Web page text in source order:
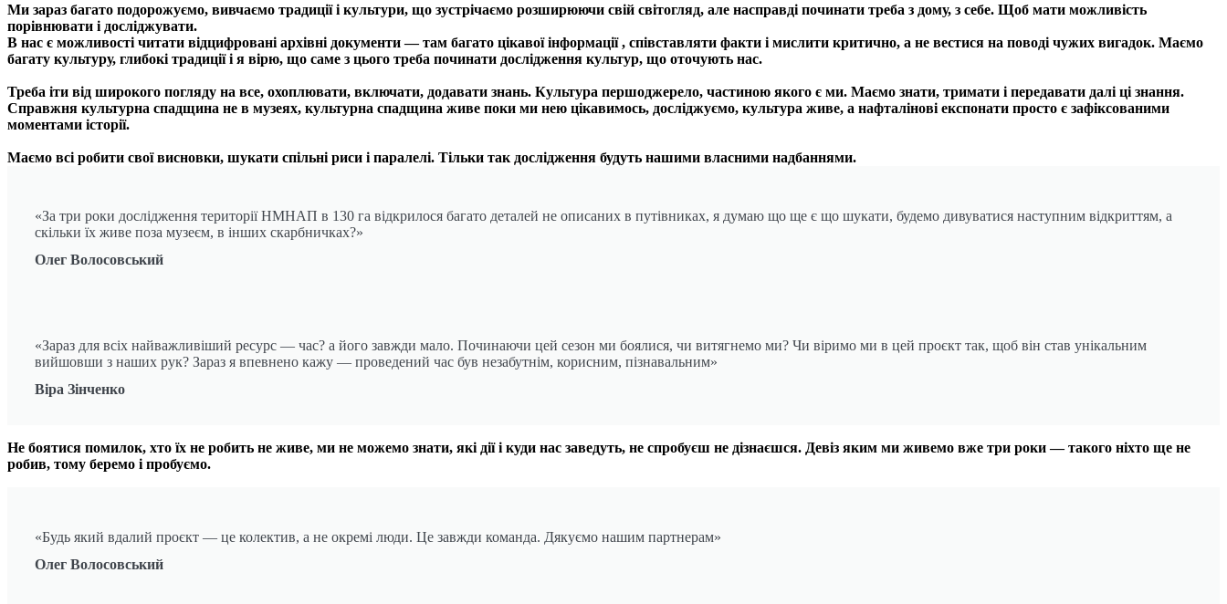
Ми зараз багато подорожуємо, вивчаємо традиції і культури, що зустрічаємо розширюючи свій світогляд, але насправді починати треба з дому, з себе. Щоб мати можливість
порівнювати і досліджувати.
В нас є можливості читати відцифровані архівні документи — там багато цікавої інформації , співставляти факти і мислити критично, а не вестися на поводі чужих вигадок. Маємо
багату культуру, глибокі традиції і я вірю, що саме з цього треба починати дослідження культур, що оточують нас.
Треба іти від широкого погляду на все, охоплювати, включати, додавати знань. Культура першоджерело, частиною якого є ми. Маємо знати, тримати і передавати далі ці знання.
Справжня культурна спадщина не в музеях, культурна спадщина живе поки ми нею цікавимось, досліджуємо, культура живе, а нафталінові експонати просто є зафіксованими
моментами історії.
Маємо всі робити свої висновки, шукати спільні риси і паралелі. Тільки так дослідження будуть нашими власними надбаннями.
«За три роки дослідження території НМНАП в 130 га відкрилося багато деталей не описаних в путівниках, я думаю що ще є що шукати, будемо дивуватися наступним відкриттям, а
скільки їх живе поза музеєм, в інших скарбничках?»
Олег Волосовський
«Зараз для всіх найважливіший ресурс — час? а його завжди мало. Починаючи цей сезон ми боялися, чи витягнемо ми? Чи віримо ми в цей проєкт так, щоб він став унікальним
вийшовши з наших рук? Зараз я впевнено кажу — проведений час був незабутнім, корисним, пізнавальним»
Віра Зінченко
Не боятися помилок, хто їх не робить не живе, ми не можемо знати, які дії і куди нас заведуть, не спробуєш не дізнаєшся. Девіз яким ми живемо вже три роки — такого ніхто ще не
робив, тому беремо і пробуємо.
«Будь який вдалий проєкт — це колектив, а не окремі люди. Це завжди команда. Дякуємо нашим партнерам»
Олег Волосовський